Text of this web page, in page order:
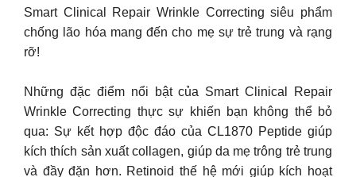
Smart Clinical Repair Wrinkle Correcting siêu phẩm
chống lão hóa mang đến cho mẹ sự trẻ trung và rạng
rỡ!
Những đặc điểm nổi bật của Smart Clinical Repair
Wrinkle Correcting thực sự khiến bạn không thể bỏ
qua: Sự kết hợp độc đáo của CL1870 Peptide giúp
kích thích sản xuất collagen, giúp da mẹ trông trẻ trung
và đầy đặn hơn. Retinoid thế hệ mới giúp kích hoạt